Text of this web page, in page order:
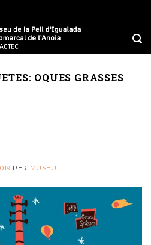
OQUES GRASSES
PER MUSEU